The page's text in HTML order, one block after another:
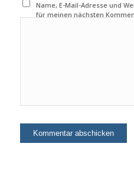
Name, E-Mail-Adresse und
für meinen nächsten